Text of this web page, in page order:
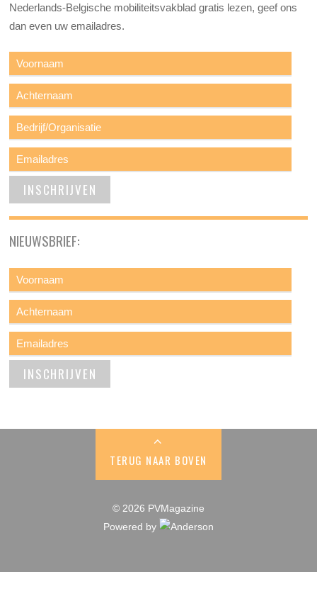
Nederlands-Belgische mobiliteitsvakblad gratis lezen, geef ons
dan even uw emailadres.
NIEUWSBRIEF:
TERUG NAAR BOVEN
© 2026 PVMagazine
Powered by